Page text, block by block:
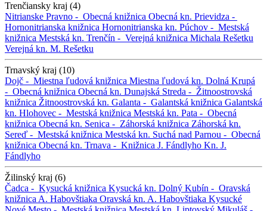
Trenčiansky kraj (4)
Nitrianske Pravno - Obecná knižnica Obecná kn. Prievidza -
Hornonitrianska knižnica Hornonitrianska kn. Púchov - Mestská
knižnica Mestská kn. Trenčín - Verejná knižnica Michala Rešetku
Verejná kn. M. Rešetku
Trnavský kraj (10)
Dojč - Miestna ľudová knižnica Miestna ľudová kn. Dolná Krupá
- Obecná knižnica Obecná kn. Dunajská Streda - Žitnoostrovská
knižnica Žitnoostrovská kn. Galanta - Galantská knižnica Galantská
kn. Hlohovec - Mestská knižnica Mestská kn. Pata - Obecná
knižnica Obecná kn. Senica - Záhorská knižnica Záhorská kn.
Sereď - Mestská knižnica Mestská kn. Suchá nad Parnou - Obecná
knižnica Obecná kn. Trnava - Knižnica J. Fándlyho Kn. J.
Fándlyho
Žilinský kraj (6)
Čadca - Kysucká knižnica Kysucká kn. Dolný Kubín - Oravská
knižnica A. Habovštiaka Oravská kn. A. Habovštiaka Kysucké